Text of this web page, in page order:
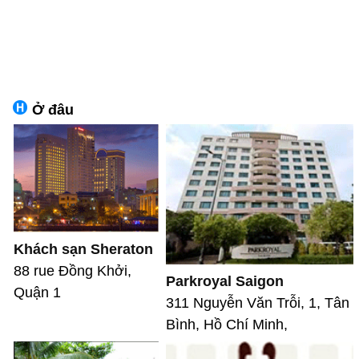
Ở đâu
Khách sạn Sheraton
88 rue Đồng Khởi,
Quận 1
Parkroyal Saigon
311 Nguyễn Văn Trỗi, 1, Tân
Bình, Hồ Chí Minh,